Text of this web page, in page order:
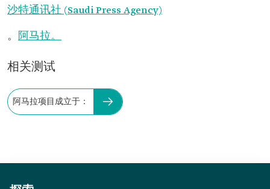
沙特通讯社 (Saudi Press Agency)
。 阿马拉。
相关测试
阿马拉项目成立于：